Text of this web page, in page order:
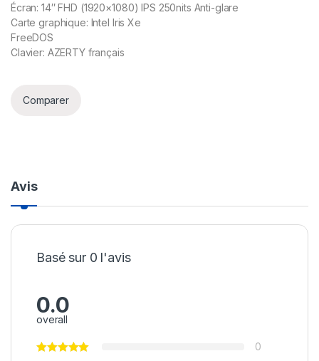
Écran: 14″ FHD (1920×1080) IPS 250nits Anti-glare
Carte graphique: Intel Iris Xe
FreeDOS
Clavier: AZERTY français
Comparer
Avis
Basé sur 0 l'avis
0.0
overall
0